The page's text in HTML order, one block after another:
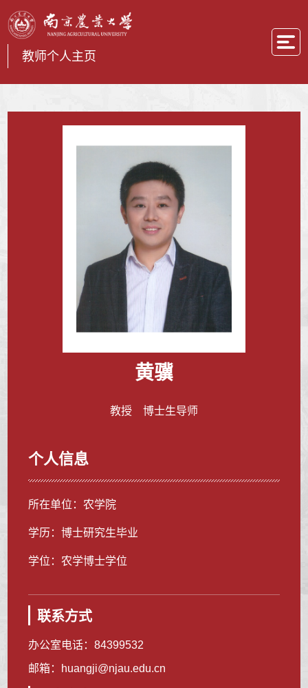
教师个人主页
黄骥
教授 博士生导师
个人信息
所在单位：农学院
学历：博士研究生毕业
学位：农学博士学位
联系方式
办公室电话：84399532
邮箱：
huangji@njau.edu.cn